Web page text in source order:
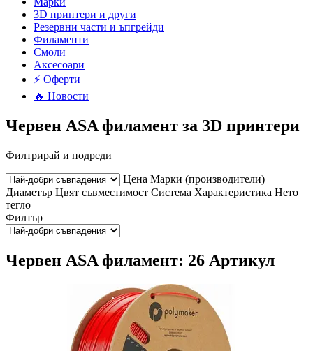
3D принтери и други
Резервни части и ъпгрейди
Филаменти
Смоли
Аксесоари
⚡ Оферти
🔥 Новости
Червен ASA филамент за 3D принтери
Филтрирай и подреди
Цена Марки (производители)
Диаметър Цвят съвместимост Система Характеристика Нето
тегло
Филтър
Червен ASA филамент: 26 Артикул